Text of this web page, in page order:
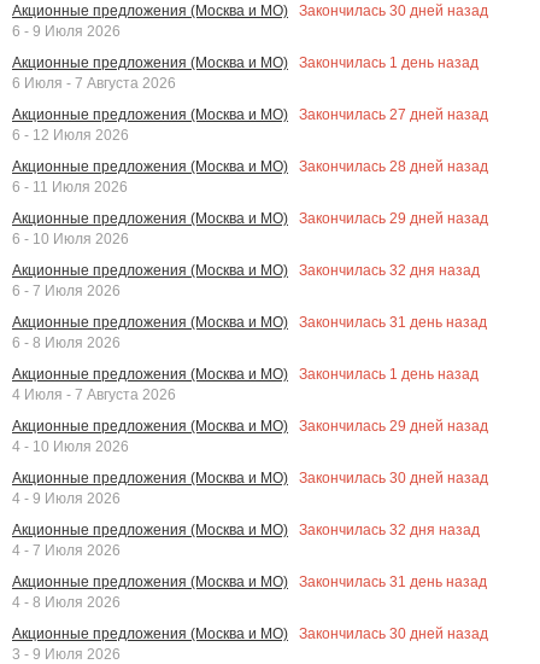
Акционные предложения (Москва и МО)
Закончилась 30 дней назад
6 - 9 Июля 2026
Акционные предложения (Москва и МО)
Закончилась 1 день назад
6 Июля - 7 Августа 2026
Акционные предложения (Москва и МО)
Закончилась 27 дней назад
6 - 12 Июля 2026
Акционные предложения (Москва и МО)
Закончилась 28 дней назад
6 - 11 Июля 2026
Акционные предложения (Москва и МО)
Закончилась 29 дней назад
6 - 10 Июля 2026
Акционные предложения (Москва и МО)
Закончилась 32 дня назад
6 - 7 Июля 2026
Акционные предложения (Москва и МО)
Закончилась 31 день назад
6 - 8 Июля 2026
Акционные предложения (Москва и МО)
Закончилась 1 день назад
4 Июля - 7 Августа 2026
Акционные предложения (Москва и МО)
Закончилась 29 дней назад
4 - 10 Июля 2026
Акционные предложения (Москва и МО)
Закончилась 30 дней назад
4 - 9 Июля 2026
Акционные предложения (Москва и МО)
Закончилась 32 дня назад
4 - 7 Июля 2026
Акционные предложения (Москва и МО)
Закончилась 31 день назад
4 - 8 Июля 2026
Акционные предложения (Москва и МО)
Закончилась 30 дней назад
3 - 9 Июля 2026